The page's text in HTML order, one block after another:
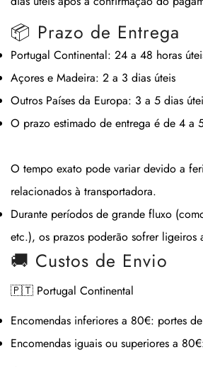
📦 Prazo de Entrega
Portugal Continental: 24 a 48 horas
Açores e Madeira: 2 a 3 dias úteis
Outros Países da Europa: 3 a 5 dias
O prazo estimado de entrega é de 4 a
O tempo exato pode variar devido a
relacionados à transportadora.
Durante períodos de grande fluxo
etc.), os prazos poderão sofrer ligeiros
🚚 Custos de Envio
🇵🇹 Portugal Continental
Encomendas inferiores a 80€: portes
Encomendas iguais ou superiores a